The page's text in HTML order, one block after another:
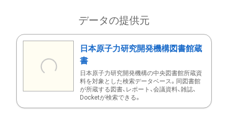
データの提供元
日本原子力研究開発機構図書館蔵
書
日本原子力研究開発機構の中央図書館所蔵資
料を対象とした検索データベース。同図書館
が所蔵する図書、レポート、会議資料、雑誌、
Docketが検索できる。